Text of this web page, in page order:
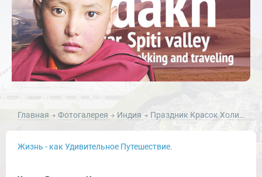
и Туры
Главная Фотогалерея Индия Праздник Красок Холи в Варанаси, март 2012 года.
Жизнь - как Удивительное Путешествие.